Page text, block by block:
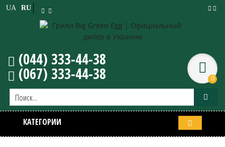
RU
UA
(044) 333-44-38
(067) 333-44-38 0
КАТЕГОРИИ